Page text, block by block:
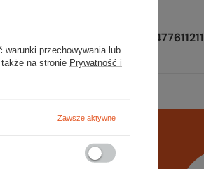
4060477611211
czy masz
warunki przechowywania lub
na stronie Prywatność i
Zawsze aktywne